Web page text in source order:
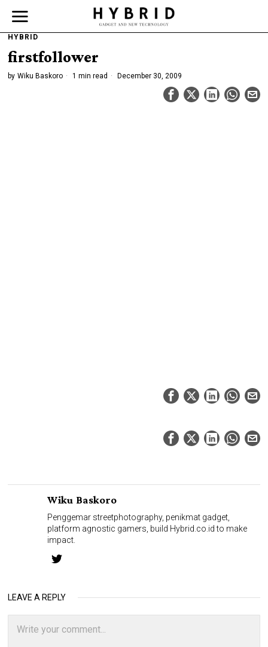
HYBRID
firstfollower
by Wiku Baskoro 1 min read December 30, 2009
Wiku Baskoro
Penggemar streetphotography, penikmat gadget,
platform agnostic gamers, build Hybrid.co.id to make
impact.
LEAVE A REPLY